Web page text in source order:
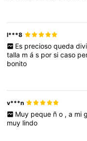
l***8
Es precioso queda
talla más porsicaso
bonito
v***n
Muy peque ñ o , a mi
muy lindo